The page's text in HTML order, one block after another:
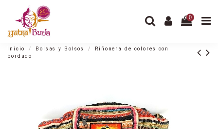
0
Inicio Bolsas y Bolsos
Riñonera de colores con
bordado